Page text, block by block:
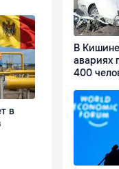
в
В
авариях
400